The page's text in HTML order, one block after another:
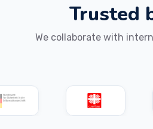
Trusted
We collaborate with